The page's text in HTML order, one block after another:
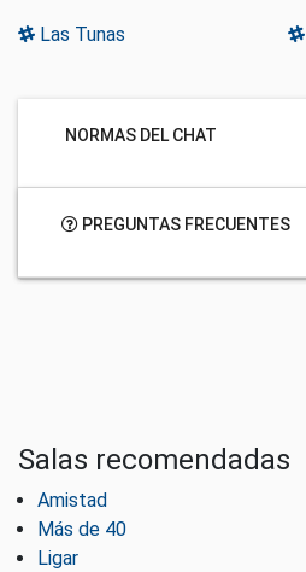
Las Tunas
NORMAS DEL CHAT
PREGUNTAS FRECUENTES
Salas recomendadas
Amistad
Más de 40
Ligar